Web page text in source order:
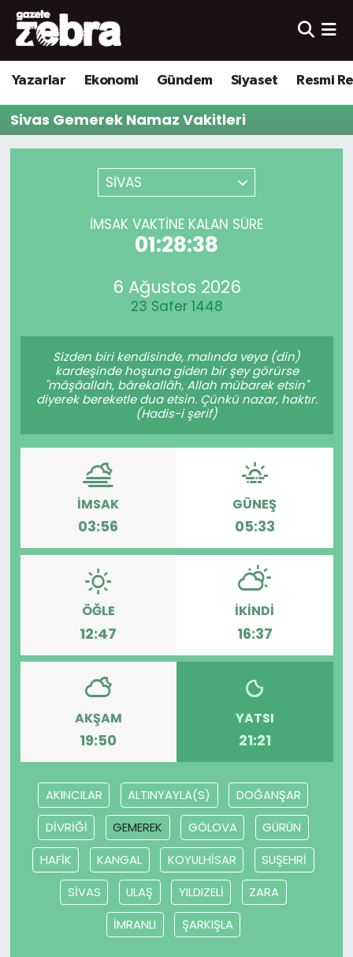
Yazarlar Ekonomi Gündem Siyaset Resmi
Sivas Gemerek Namaz Vakitleri
SİVAS
İMSAK VAKTINE KALAN SÜRE
01:28:38
6 Ağustos 2026
23 Safer 1448
Sizden biri kendisinde, malında veya (din)
kardeşinde hoşuna giden bir şey görürse
"mâşâallah, bârekallâh, Allah mübarek etsin"
diyerek bereketle dua etsin. Çünkü nazar, haktır.
(Hadis-i şerif)
İMSAK
03:56
GÜNEŞ
05:33
ÖĞLE
12:47
İKINDI
16:37
AKŞAM
19:50
YATSI
21:21
AKINCILAR ALTINYAYLA(S)
DOĞANŞAR
DİVRİĞİ
GEMEREK GÖLOVA
GÜRÜN
HAFİK
KANGAL KOYULHİSAR
SUŞEHRİ
SİVAS
ULAŞ YILDIZELİ
ZARA
İMRANLI
ŞARKIŞLA
Yazarlar
Ekonomi
Kültür-Sanat
Nöbetçi Eczaneler
Hava Durumu
Trafik Durumu
Süper Lig Puan Durumu ve Fikstür
Tüm Manşetler